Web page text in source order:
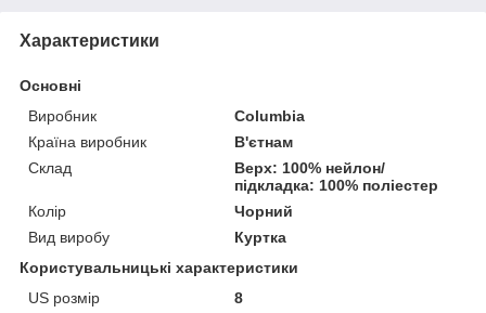
Характеристики
Основні
Виробник
Columbia
Країна виробник
В'єтнам
Склад
Верх: 100% нейлон/
підкладка: 100% поліестер
Колір
Чорний
Вид виробу
Куртка
Користувальницькі характеристики
US розмір
8